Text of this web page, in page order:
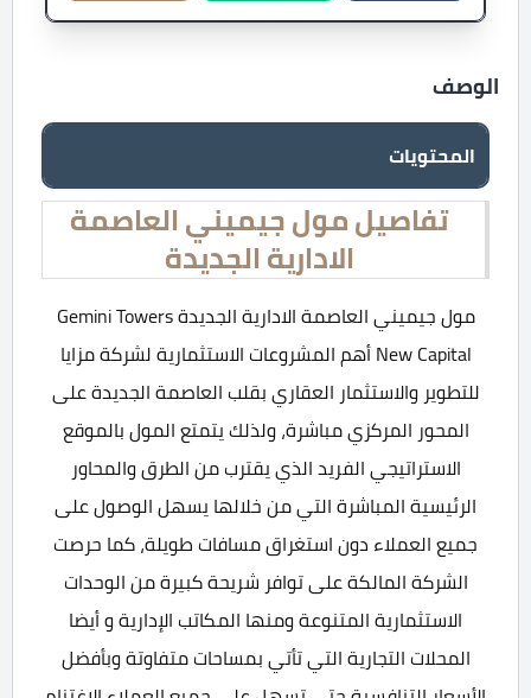
الوصف
المحتويات
تفاصيل مول جيميني العاصمة
الادارية الجديدة
مول جيميني العاصمة الادارية الجديدة Gemini Towers
New Capital أهم المشروعات الاستثمارية لشركة مزايا
للتطوير والاستثمار العقاري بقلب العاصمة الجديدة على
المحور المركزي مباشرة، ولذلك يتمتع المول بالموقع
الاستراتيجي الفريد الذي يقترب من الطرق والمحاور
الرئيسية المباشرة التي من خلالها يسهل الوصول على
جميع العملاء دون استغراق مسافات طويلة، كما حرصت
الشركة المالكة على توافر شريحة كبيرة من الوحدات
الاستثمارية المتنوعة ومنها المكاتب الإدارية و أيضا
المحلات التجارية التي تأتي بمساحات متفاوتة وبأفضل